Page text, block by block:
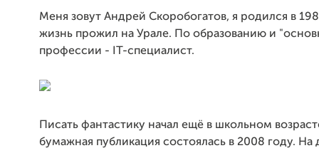
Меня зовут Андрей Скоробогатов, я родился в
жизнь прожил на Урале. По образованию и
профессии - IT-специалист.
Писать фантастику начал ещё в школьном
бумажная публикация состоялась в 2008 году. На